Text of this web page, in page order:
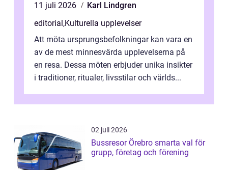
11 juli 2026
Karl Lindgren
editorial,Kulturella upplevelser
Att möta ursprungsbefolkningar kan vara en
av de mest minnesvärda upplevelserna på
en resa. Dessa möten erbjuder unika insikter
i traditioner, ritualer, livsstilar och världs...
02 juli 2026
Bussresor Örebro smarta val för
grupp, företag och förening